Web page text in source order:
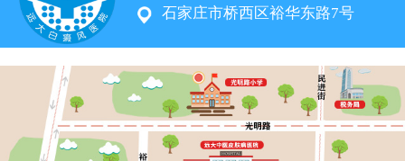
石家庄市桥西区裕华东路7号